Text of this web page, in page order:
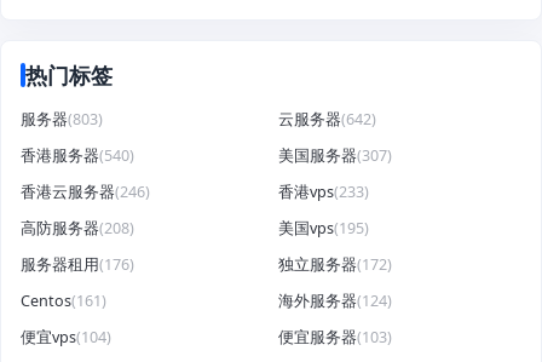
热门标签
服务器(803) 云服务器(642)
香港服务器(540) 美国服务器(307)
香港云服务器(246) 香港vps(233)
高防服务器(208) 美国vps(195)
服务器租用(176) 独立服务器(172)
Centos(161) 海外服务器(124)
便宜vps(104) 便宜服务器(103)